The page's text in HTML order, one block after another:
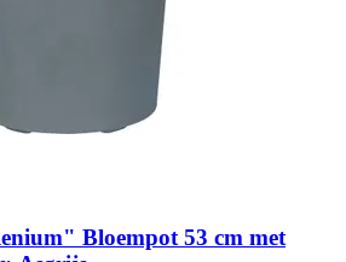
Bloempot 53 cm met